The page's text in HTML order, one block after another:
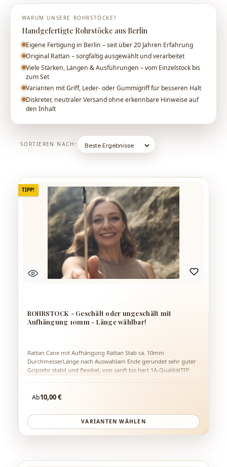
WARUM UNSERE ROHRSTÖCKE?
Handgefertigte Rohrstöcke aus Berlin
Eigene Fertigung in Berlin – seit über 20 Jahren Erfahrung
Original Rattan – sorgfältig ausgewählt und verarbeitet
Viele Stärken, Längen & Ausführungen – vom Einzelstock bis
zum Set
Varianten mit Griff, Leder- oder Gummigriff für besseren Halt
Diskreter, neutraler Versand ohne erkennbare Hinweise auf
den Inhalt
SORTIEREN NACH:
TIPP!
ROHRSTOCK - Geschält oder ungeschält mit
Aufhängung 10mm - Länge wählbar!
Rattan Cane mit Aufhängung Rattan Stab ca. 10mm
DurchmesserLänge nach Auswahlam Ende gerundet sehr guter
Gripsehr stabil und flexibel, von sanft bis hart 1A-QualitätTIP:
Ab10,00 €
VARIANTEN WÄHLEN